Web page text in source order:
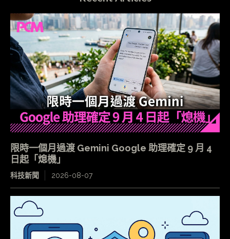
限時一個月過渡 Gemini Google 助理確定 9 月 4
日起「熄機」
科技新聞 2026-08-07